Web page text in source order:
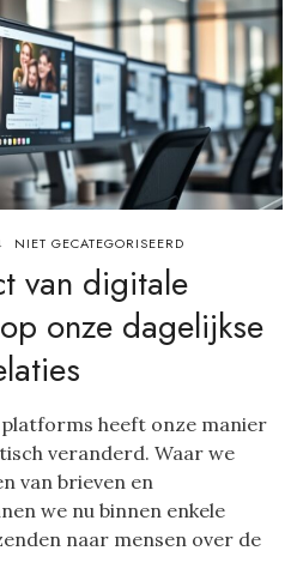
NIET GECATEGORISEERD
van digitale
onze dagelijkse
heeft onze manier
veranderd. Waar we
van brieven en
we nu binnen enkele
naar mensen over de